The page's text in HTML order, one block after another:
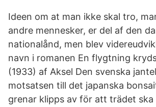
Ideen om at man ikke skal tro,
andre mennesker, er del af den
nationalånd, men blev
navn i romanen En flygtning
(1933) af Aksel Den svenska
motsatsen till det japanska
grenar klipps av för att trädet ska